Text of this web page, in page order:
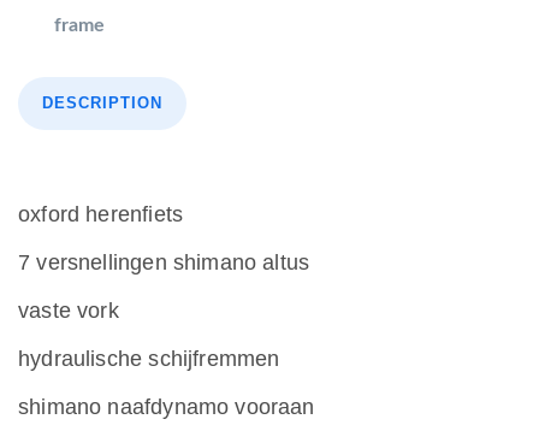
frame
DESCRIPTION
oxford herenfiets
7 versnellingen shimano altus
vaste vork
hydraulische schijfremmen
shimano naafdynamo vooraan